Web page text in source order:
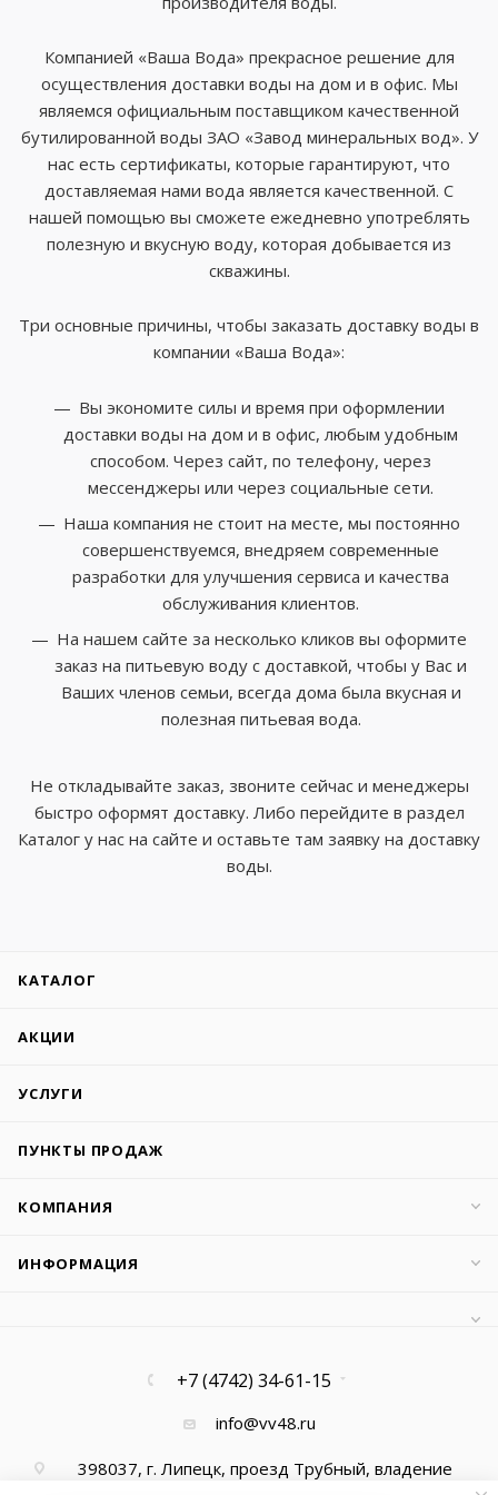
Компанией «Ваша Вода» прекрасное решение для
осуществления доставки воды на дом и в офис. Мы
являемся официальным поставщиком качественной
бутилированной воды ЗАО «Завод минеральных вод». У
нас есть сертификаты, которые гарантируют, что
доставляемая нами вода является качественной. С
нашей помощью вы сможете ежедневно употреблять
полезную и вкусную воду, которая добывается из
скважины.
Три основные причины, чтобы заказать доставку воды в
компании «Ваша Вода»:
Вы экономите силы и время при оформлении
доставки воды на дом и в офис, любым удобным
способом. Через сайт, по телефону, через
мессенджеры или через социальные сети.
Наша компания не стоит на месте, мы постоянно
совершенствуемся, внедряем современные
разработки для улучшения сервиса и качества
обслуживания клиентов.
На нашем сайте за несколько кликов вы оформите
заказ на питьевую воду с доставкой, чтобы у Вас и
Ваших членов семьи, всегда дома была вкусная и
полезная питьевая вода.
Не откладывайте заказ, звоните сейчас и менеджеры
быстро оформят доставку. Либо перейдите в раздел
Каталог у нас на сайте и оставьте там заявку на доставку
воды.
КАТАЛОГ
АКЦИИ
УСЛУГИ
ПУНКТЫ ПРОДАЖ
КОМПАНИЯ
ИНФОРМАЦИЯ
+7 (4742) 34-61-15
info@vv48.ru
398037, г. Липецк, проезд Трубный, владение